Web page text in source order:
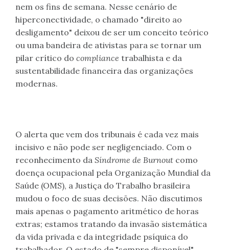
nem os fins de semana. Nesse cenário de
hiperconectividade, o chamado "direito ao
desligamento" deixou de ser um conceito teórico
ou uma bandeira de ativistas para se tornar um
pilar crítico do compliance trabalhista e da
sustentabilidade financeira das organizações
modernas.
O alerta que vem dos tribunais é cada vez mais
incisivo e não pode ser negligenciado. Com o
reconhecimento da Síndrome de Burnout como
doença ocupacional pela Organização Mundial da
Saúde (OMS), a Justiça do Trabalho brasileira
mudou o foco de suas decisões. Não discutimos
mais apenas o pagamento aritmético de horas
extras; estamos tratando da invasão sistemática
da vida privada e da integridade psíquica do